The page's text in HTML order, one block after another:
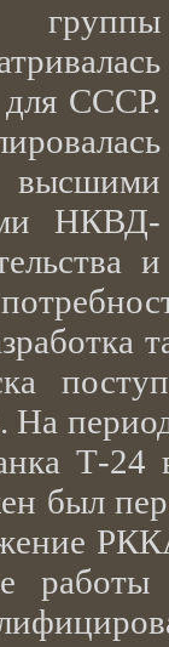
СССР.
НКВД-
и
На
Т-24
был
работы